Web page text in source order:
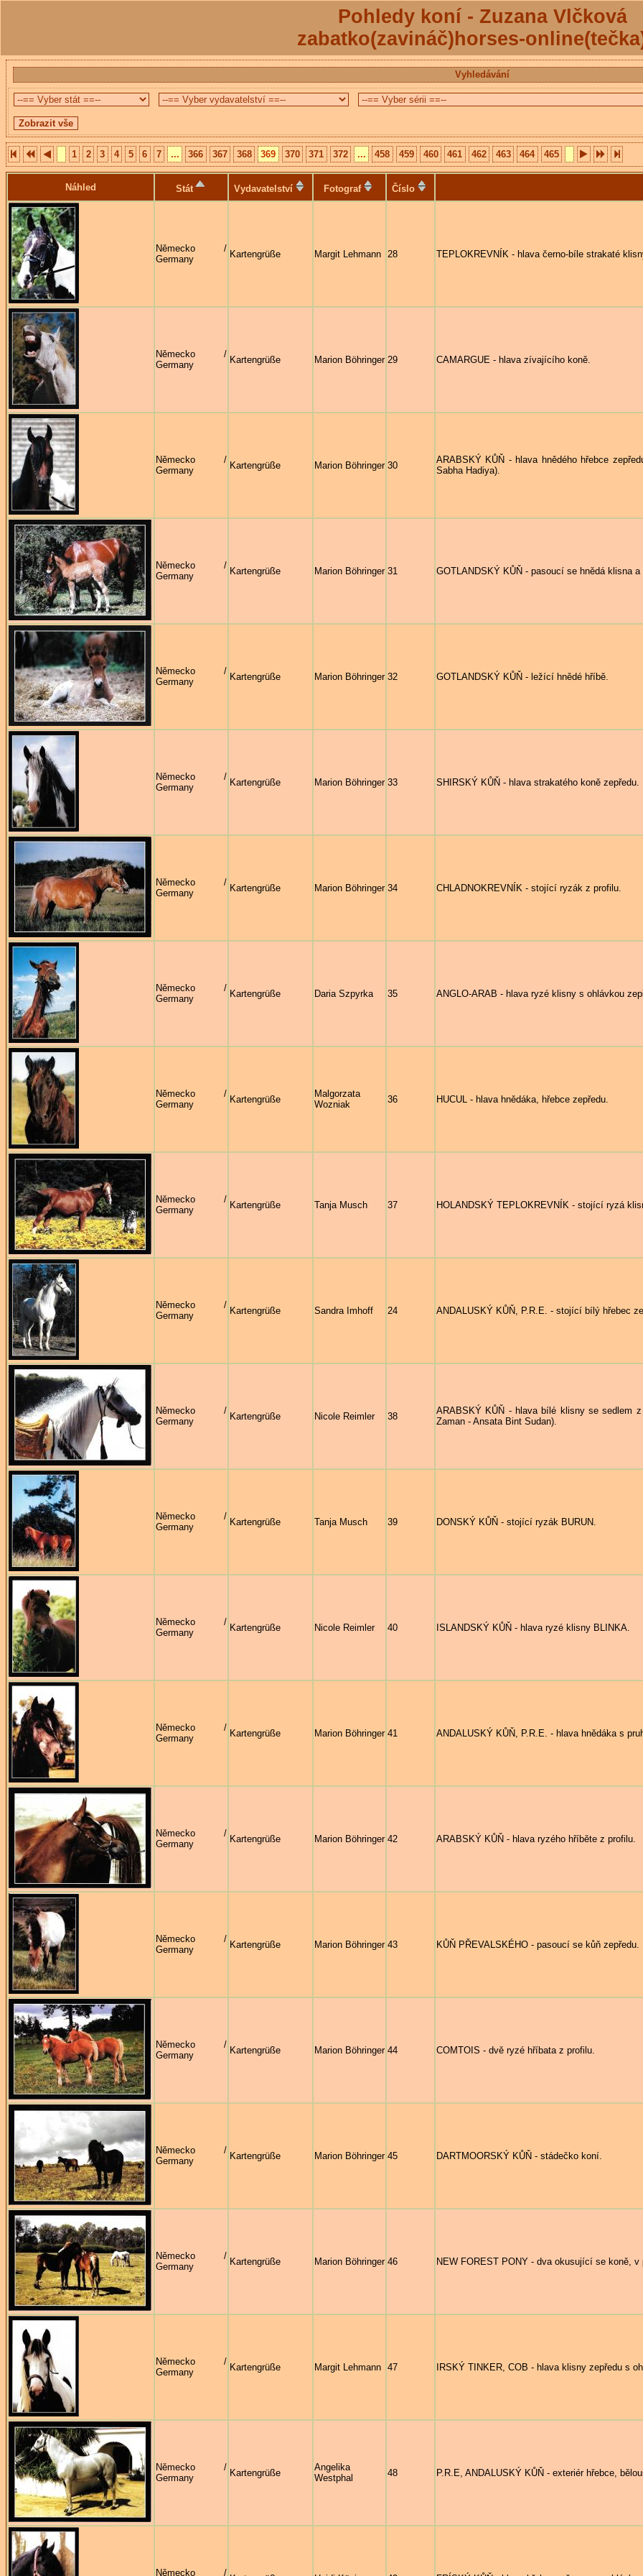
Pohledy koní - Zuzana Vlčková
zabatko(zavináč)horses-
Vyhledávání
1 2 3 4 5 6 7 ... 366 367 368 369 370 371 372 ... 458 459 460 461 462 463 464 465
Náhled Stát Vydavatelství Fotograf Číslo
Německo /
Germany
Kartengrüße Margit Lehmann 28 TEPLOKREVNÍK - hlava černo-bíle strakaté
Německo /
Germany
Kartengrüße Marion Böhringer 29 CAMARGUE - hlava zívajícího koně.
Německo /
Germany
Kartengrüße Marion Böhringer 30
ARABSKÝ KŮŇ - hlava hnědého hřebce
Sabha Hadiya).
Německo /
Germany
Kartengrüße Marion Böhringer 31 GOTLANDSKÝ KŮŇ - pasoucí se hnědá klisna
Německo /
Germany
Kartengrüße Marion Böhringer 32 GOTLANDSKÝ KŮŇ - ležící hnědé hříbě.
Německo /
Germany
Kartengrüße Marion Böhringer 33 SHIRSKÝ KŮŇ - hlava strakatého koně zepředu.
Německo /
Germany
Kartengrüße Marion Böhringer 34 CHLADNOKREVNÍK - stojící ryzák z profilu.
Německo /
Germany
Kartengrüße Daria Szpyrka 35 ANGLO-ARAB - hlava ryzé klisny s ohlávkou
Německo /
Germany
Kartengrüße
Malgorzata
Wozniak
36 HUCUL - hlava hnědáka, hřebce zepředu.
Německo /
Germany
Kartengrüße Tanja Musch 37 HOLANDSKÝ TEPLOKREVNÍK - stojící ryzá
Německo /
Germany
Kartengrüße Sandra Imhoff 24 ANDALUSKÝ KŮŇ, P.R.E. - stojící bílý hřebec
Německo /
Germany
Kartengrüße Nicole Reimler 38
ARABSKÝ KŮŇ - hlava bílé klisny se sedlem
Zaman - Ansata Bint Sudan).
Německo /
Germany
Kartengrüße Tanja Musch 39 DONSKÝ KŮŇ - stojící ryzák BURUN.
Německo /
Germany
Kartengrüße Nicole Reimler 40 ISLANDSKÝ KŮŇ - hlava ryzé klisny BLINKA.
Německo /
Germany
Kartengrüße Marion Böhringer 41 ANDALUSKÝ KŮŇ, P.R.E. - hlava hnědáka s
Německo /
Germany
Kartengrüße Marion Böhringer 42 ARABSKÝ KŮŇ - hlava ryzého hříběte z profilu.
Německo /
Germany
Kartengrüße Marion Böhringer 43 KŮŇ PŘEVALSKÉHO - pasoucí se kůň zepředu.
Německo /
Germany
Kartengrüße Marion Böhringer 44 COMTOIS - dvě ryzé hříbata z profilu.
Německo /
Germany
Kartengrüße Marion Böhringer 45 DARTMOORSKÝ KŮŇ - stádečko koní.
Německo /
Germany
Kartengrüße Marion Böhringer 46 NEW FOREST PONY - dva okusující se koně,
Německo /
Germany
Kartengrüße Margit Lehmann 47 IRSKÝ TINKER, COB - hlava klisny zepředu s
Německo /
Germany
Kartengrüße
Angelika
Westphal
48 P.R.E, ANDALUSKÝ KŮŇ - exteriér hřebce,
Německo /